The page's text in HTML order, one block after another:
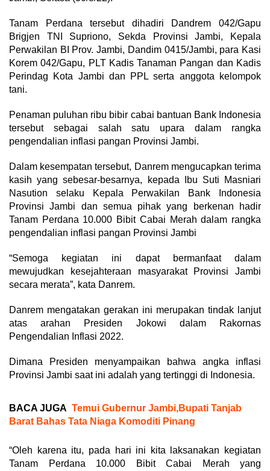
Tanam Perdana tersebut dihadiri Dandrem 042/Gapu
Brigjen TNI Supriono, Sekda Provinsi Jambi, Kepala
Perwakilan BI Prov. Jambi, Dandim 0415/Jambi, para Kasi
Korem 042/Gapu, PLT Kadis Tanaman Pangan dan Kadis
Perindag Kota Jambi dan PPL serta anggota kelompok
tani.
Penaman puluhan ribu bibir cabai bantuan Bank Indonesia
tersebut sebagai salah satu upara dalam rangka
pengendalian inflasi pangan Provinsi Jambi.
Dalam kesempatan tersebut, Danrem mengucapkan terima
kasih yang sebesar-besarnya, kepada Ibu Suti Masniari
Nasution selaku Kepala Perwakilan Bank Indonesia
Provinsi Jambi dan semua pihak yang berkenan hadir
Tanam Perdana 10.000 Bibit Cabai Merah dalam rangka
pengendalian inflasi pangan Provinsi Jambi
“Semoga kegiatan ini dapat bermanfaat dalam
mewujudkan kesejahteraan masyarakat Provinsi Jambi
secara merata”, kata Danrem.
Danrem mengatakan gerakan ini merupakan tindak lanjut
atas arahan Presiden Jokowi dalam Rakornas
Pengendalian Inflasi 2022.
Dimana Presiden menyampaikan bahwa angka inflasi
Provinsi Jambi saat ini adalah yang tertinggi di Indonesia.
BACA JUGA Temui Gubernur Jambi,Bupati Tanjab
Barat Bahas Tata Niaga Komoditi Pinang
“Oleh karena itu, pada hari ini kita laksanakan kegiatan
Tanam Perdana 10.000 Bibit Cabai Merah yang